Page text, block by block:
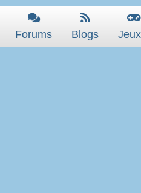
Forums Blogs Jeux